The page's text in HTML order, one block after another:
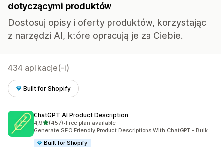
dotyczącymi produktów
Dostosuj opisy i oferty produktów, korzystając
z narzędzi AI, które opracują je za Ciebie.
434 aplikacje(-i)
Built for Shopify
ChatGPT AI Product Description
4,9na 5 gwiazdek
(457)
Łączna liczba recenzji: 457
•Free plan available
Generate SEO Friendly Product Descriptions With ChatGPT - Bulk
Built for Shopify